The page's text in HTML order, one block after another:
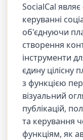
SocialCal
керуванні
об'єднуючи
створення
інструменти
єдину цілісну
з функцією
візуальний
публікацій,
та керування
функціям, як